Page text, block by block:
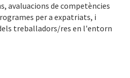
avaluacions de competències
per a expatriats, i
treballadors/res en l'entorn